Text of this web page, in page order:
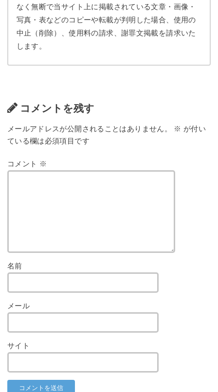
なく無断で当サイト上に掲載されている文章・画像・
写真・表などのコピーや転載が判明した場合、使用の
中止（削除）、使用料の請求、謝罪文掲載を請求いた
します。
コメントを残す
メールアドレスが公開されることはありません。 ※ が付い
ている欄は必須項目です
コメント ※
名前
メール
サイト